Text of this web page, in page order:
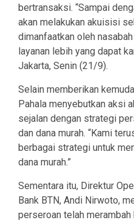
bertransaksi. “Sampai
akan melakukan akuisisi
dimanfaatkan oleh
layanan lebih yang dapat
Jakarta, Senin (21/9).
Selain memberikan
Pahala menyebutkan aksi
sejalan dengan strategi
dan dana murah. “Kami
berbagai strategi untuk
dana murah.”
Sementara itu, Direktur
Bank BTN, Andi Nirwoto,
perseroan telah